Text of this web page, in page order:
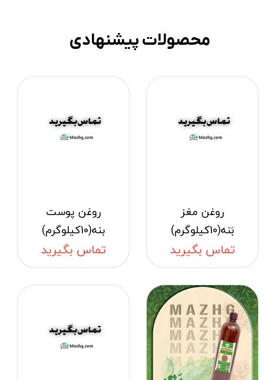
روغن مغز
بَنه(10کیلوگرم)
تماس بگیرید
روغن پوست
بنه(10کیلوگرم)
تماس بگیرید
محصولات پیشنهادی